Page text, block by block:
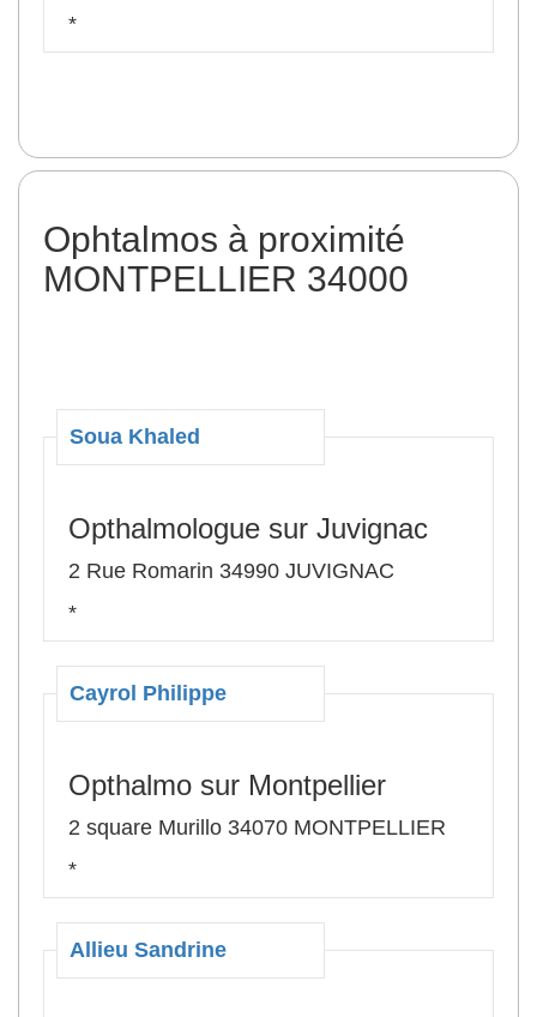
*
Ophtalmos à proximité
MONTPELLIER 34000
Soua Khaled
Opthalmologue sur Juvignac
2 Rue Romarin 34990 JUVIGNAC
*
Cayrol Philippe
Opthalmo sur Montpellier
2 square Murillo 34070 MONTPELLIER
*
Allieu Sandrine